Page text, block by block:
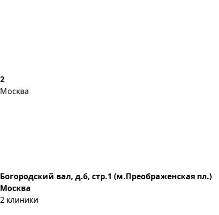
2
Москва
Богородский вал, д.6, стр.1 (м.Преображенская пл.)
Москва
2 клиники